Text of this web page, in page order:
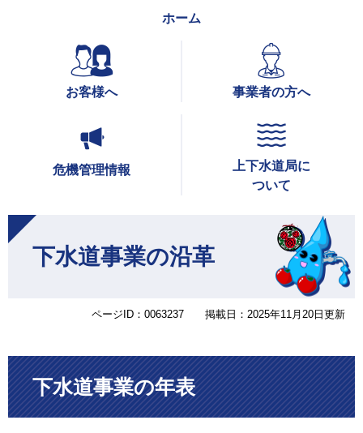
ホーム
お客様へ 事業者の方へ
危機管理情報
上下水道局に
ついて
文
下水道事業の沿革
ページID：0063237 掲載日：2025年11月20日更新
下水道事業の年表